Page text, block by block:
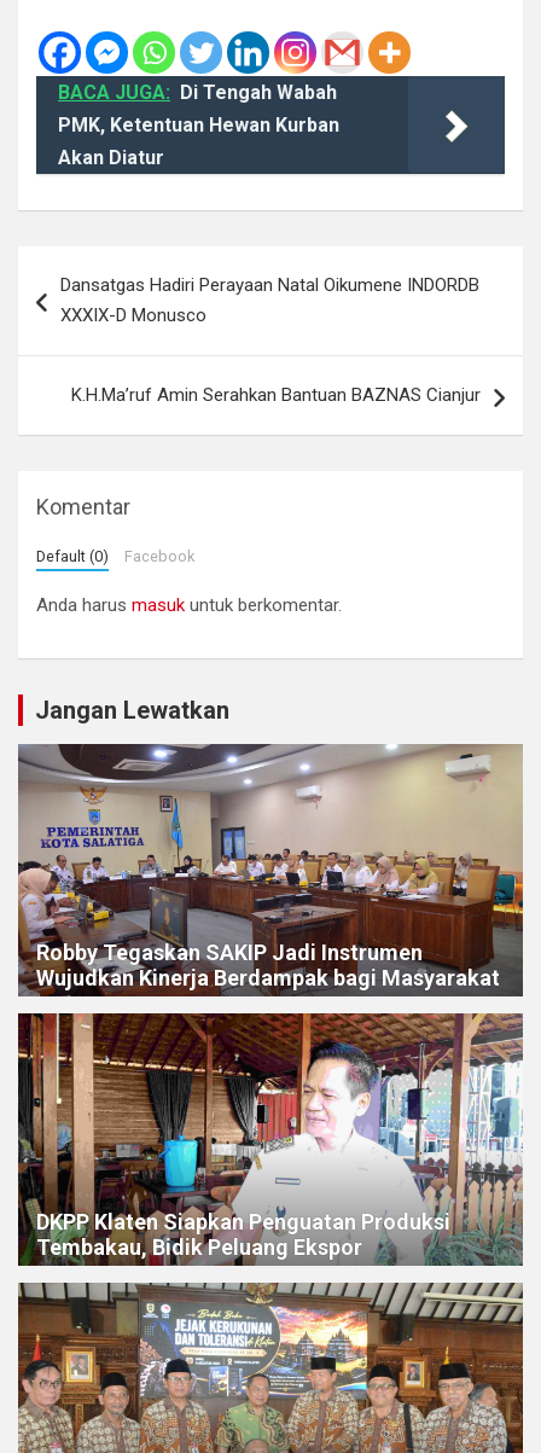
BACA JUGA:
Di Tengah Wabah
PMK, Ketentuan Hewan Kurban
Akan Diatur
posDansatgas Hadiri Perayaan Natal Oikumene INDORDB
XXXIX-D Monusco
K.H.Ma’ruf Amin Serahkan Bantuan BAZNAS Cianjur
Komentar
Default (0) Facebook
Anda harus masuk untuk berkomentar.
Jangan Lewatkan
Robby Tegaskan SAKIP Jadi Instrumen
Wujudkan Kinerja Berdampak bagi Masyarakat
DKPP Klaten Siapkan Penguatan Produksi
Tembakau, Bidik Peluang Ekspor